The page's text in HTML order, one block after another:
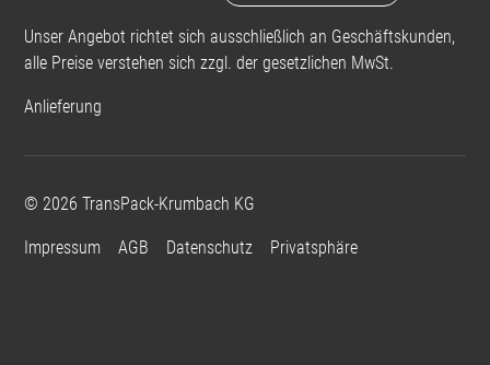
Unser Angebot richtet sich ausschließlich an Geschäftskunden,
alle Preise verstehen sich zzgl. der gesetzlichen MwSt.
Anlieferung
© 2026 TransPack-Krumbach KG
Impressum AGB Datenschutz Privatsphäre